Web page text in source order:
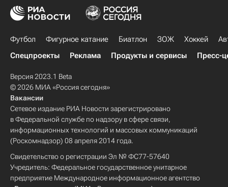
Футбол Фигурное катание Биатлон ЗОЖ Хоккей
Спецпроекты
Реклама Продукты и сервисы Пресс-
Версия 2023.1 Beta
© 2026 МИА «Россия сегодня»
Вакансии
Сетевое издание РИА Новости зарегистрировано
в Федеральной службе по надзору в сфере связи,
информационных технологий и массовых коммуникаций
(Роскомнадзор) 08 апреля 2014 года.
Свидетельство о регистрации Эл № ФС77-57640
Учредитель: Федеральное государственное унитарное
предприятие Международное информационное агентство